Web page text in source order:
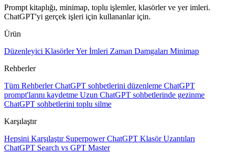
Prompt kitaplığı, minimap, toplu işlemler, klasörler ve yer imleri.
ChatGPT'yi gerçek işleri için kullananlar için.
Ürün
Düzenleyici KlasörlerYer İmleri Zaman Damgaları Minimap
Rehberler
Tüm RehberlerChatGPT sohbetlerini düzenleme ChatGPT
prompt'larını kaydetme Uzun ChatGPT sohbetlerinde gezinme
ChatGPT sohbetlerini toplu silme
Karşılaştır
Hepsini Karşılaştır Superpower ChatGPT Klasör Uzantıları
ChatGPT Search vs GPT Master